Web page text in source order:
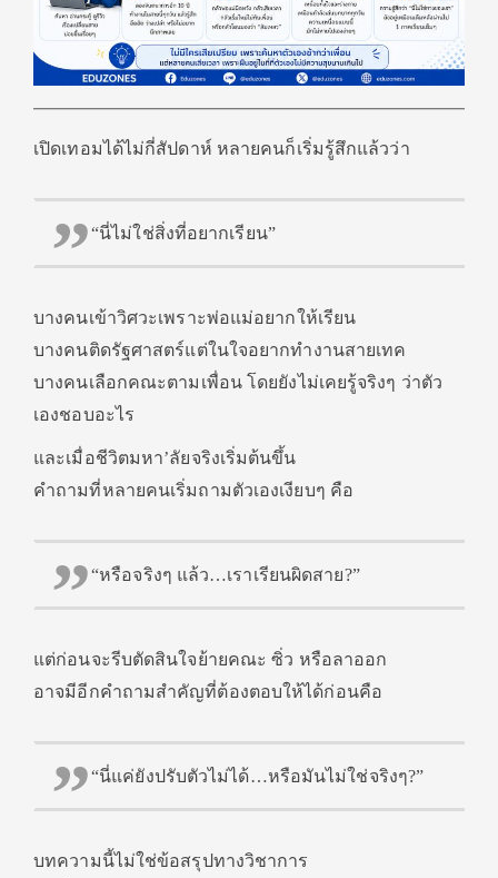
เปิดเทอมได้ไม่กี่สัปดาห์ หลายคนก็เริ่มรู้สึกแล้วว่า
“นี่ไม่ใช่สิ่งที่อยากเรียน”
บางคนเข้าวิศวะเพราะพ่อแม่อยากให้เรียน
บางคนติดรัฐศาสตร์แต่ในใจอยากทำงานสายเทค
บางคนเลือกคณะตามเพื่อน โดยยังไม่เคยรู้จริงๆ ว่าตัว
เองชอบอะไร
และเมื่อชีวิตมหา’ลัยจริงเริ่มต้นขึ้น
คำถามที่หลายคนเริ่มถามตัวเองเงียบๆ คือ
“หรือจริงๆ แล้ว…เราเรียนผิดสาย?”
แต่ก่อนจะรีบตัดสินใจย้ายคณะ ซิ่ว หรือลาออก
อาจมีอีกคำถามสำคัญที่ต้องตอบให้ได้ก่อนคือ
“นี่แค่ยังปรับตัวไม่ได้…หรือมันไม่ใช่จริงๆ?”
บทความนี้ไม่ใช่ข้อสรุปทางวิชาการ